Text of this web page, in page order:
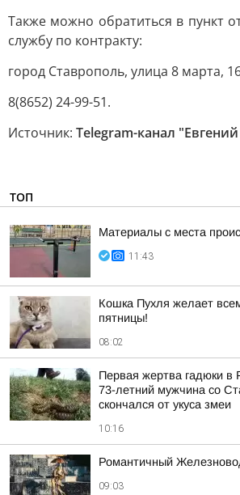
Также можно обратиться в пункт
службу по контракту:
город Ставрополь, улица 8 марта,
8(8652) 24-99-51.
Источник: Telegram-канал
ТОП
Материалы с места
11:43
Кошка Пухля желает
пятницы!
08:02
Первая жертва гадюки в
73-летний мужчина со
скончался от укуса змеи
10:16
Романтичный
09:03